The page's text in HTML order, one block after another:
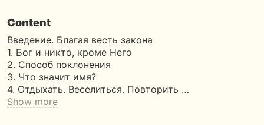
Content
Введение. Благая весть закона
1. Бог и никто, кроме Него
2. Способ поклонения
3. Что значит имя?
4. Отдыхать. Веселиться. Повторить …
Show more